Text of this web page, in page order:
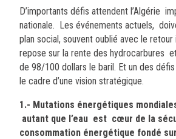
D’importants défis attendent l’Algérie
nationale. Les événements actuels,
plan social, souvent oublié avec le
repose sur la rente des hydrocarbures
de 98/100 dollars le baril. Et un des
le cadre d’une vision stratégique.
1.- Mutations énergétiques
autant que l’eau est cœur de la
consommation énergétique fondé